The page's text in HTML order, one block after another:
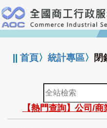
跳
到
主
要
:::
||首頁〉統計專區〉 閉
全
站
檢
索
【熱門查詢】公司/